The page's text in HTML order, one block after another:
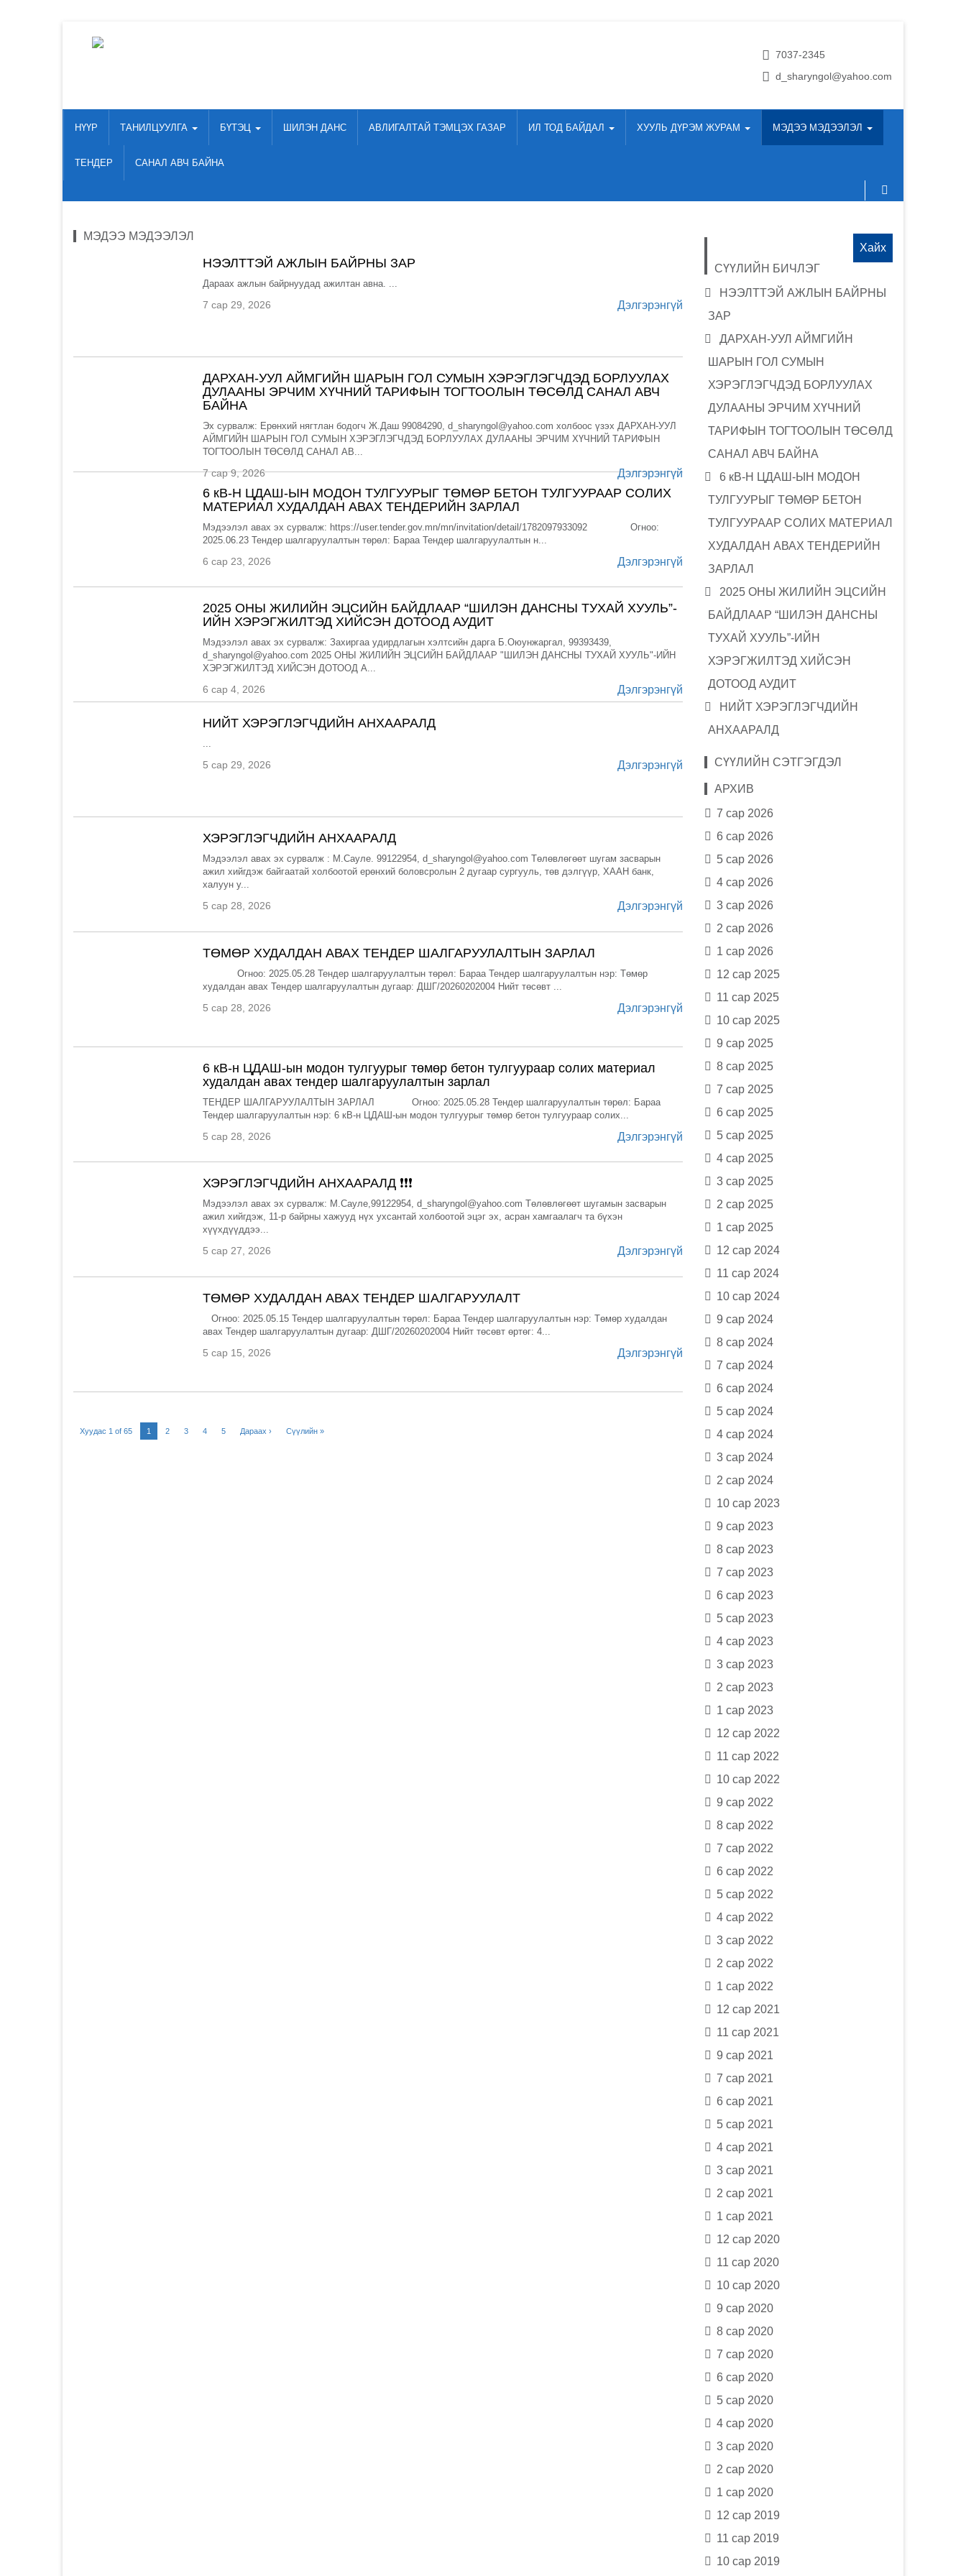
7037-2345
d_sharyngol@yahoo.com
НҮҮР ТАНИЛЦУУЛГА БҮТЭЦ ШИЛЭН ДАНС АВЛИГАЛТАЙ ТЭМЦЭХ ГАЗАР ИЛ ТОД БАЙДАЛ ХУУЛЬ ДҮРЭМ ЖУРАМ МЭДЭЭ МЭДЭЭЛЭЛ
ТЕНДЕР САНАЛ АВЧ БАЙНА
МЭДЭЭ МЭДЭЭЛЭЛ
НЭЭЛТТЭЙ АЖЛЫН БАЙРНЫ ЗАР
Дараах ажлын байрнуудад ажилтан авна. ...
7 сар 29, 2026 Дэлгэрэнгүй
ДАРХАН-УУЛ АЙМГИЙН ШАРЫН ГОЛ СУМЫН ХЭРЭГЛЭГЧДЭД БОРЛУУЛАХ
ДУЛААНЫ ЭРЧИМ ХҮЧНИЙ ТАРИФЫН ТОГТООЛЫН ТӨСӨЛД САНАЛ АВЧ
БАЙНА
Эх сурвалж: Ерөнхий нягтлан бодогч Ж.Даш 99084290, d_sharyngol@yahoo.com холбоос үзэх ДАРХАН-УУЛ
АЙМГИЙН ШАРЫН ГОЛ СУМЫН ХЭРЭГЛЭГЧДЭД БОРЛУУЛАХ ДУЛААНЫ ЭРЧИМ ХҮЧНИЙ ТАРИФЫН
ТОГТООЛЫН ТӨСӨЛД САНАЛ АВ...
7 сар 9, 2026 Дэлгэрэнгүй
6 кВ-Н ЦДАШ-ЫН МОДОН ТУЛГУУРЫГ ТӨМӨР БЕТОН ТУЛГУУРААР СОЛИХ
МАТЕРИАЛ ХУДАЛДАН АВАХ ТЕНДЕРИЙН ЗАРЛАЛ
Мэдээлэл авах эх сурвалж: https://user.tender.gov.mn/mn/invitation/detail/1782097933092 Огноо:
2025.06.23 Тендер шалгаруулалтын төрөл: Бараа Тендер шалгаруулалтын н...
6 сар 23, 2026 Дэлгэрэнгүй
2025 ОНЫ ЖИЛИЙН ЭЦСИЙН БАЙДЛААР “ШИЛЭН ДАНСНЫ ТУХАЙ ХУУЛЬ”-
ИЙН ХЭРЭГЖИЛТЭД ХИЙСЭН ДОТООД АУДИТ
Мэдээлэл авах эх сурвалж: Захиргаа удирдлагын хэлтсийн дарга Б.Оюунжаргал, 99393439,
d_sharyngol@yahoo.com 2025 ОНЫ ЖИЛИЙН ЭЦСИЙН БАЙДЛААР "ШИЛЭН ДАНСНЫ ТУХАЙ ХУУЛЬ"-ИЙН
ХЭРЭГЖИЛТЭД ХИЙСЭН ДОТООД А...
6 сар 4, 2026 Дэлгэрэнгүй
НИЙТ ХЭРЭГЛЭГЧДИЙН АНХААРАЛД
...
5 сар 29, 2026 Дэлгэрэнгүй
ХЭРЭГЛЭГЧДИЙН АНХААРАЛД
Мэдээлэл авах эх сурвалж : М.Сауле. 99122954, d_sharyngol@yahoo.com Төлөвлөгөөт шугам засварын
ажил хийгдэж байгаатай холбоотой ерөнхий боловсролын 2 дугаар сургууль, төв дэлгүүр, ХААН банк,
халуун у...
5 сар 28, 2026 Дэлгэрэнгүй
ТӨМӨР ХУДАЛДАН АВАХ ТЕНДЕР ШАЛГАРУУЛАЛТЫН ЗАРЛАЛ
Огноо: 2025.05.28 Тендер шалгаруулалтын төрөл: Бараа Тендер шалгаруулалтын нэр: Төмөр
худалдан авах Тендер шалгаруулалтын дугаар: ДШГ/20260202004 Нийт төсөвт ...
5 сар 28, 2026 Дэлгэрэнгүй
6 кВ-н ЦДАШ-ын модон тулгуурыг төмөр бетон тулгуураар солих материал
худалдан авах тендер шалгаруулалтын зарлал
ТЕНДЕР ШАЛГАРУУЛАЛТЫН ЗАРЛАЛ Огноо: 2025.05.28 Тендер шалгаруулалтын төрөл: Бараа
Тендер шалгаруулалтын нэр: 6 кВ-н ЦДАШ-ын модон тулгуурыг төмөр бетон тулгуураар солих...
5 сар 28, 2026 Дэлгэрэнгүй
ХЭРЭГЛЭГЧДИЙН АНХААРАЛД ❗❗❗
Мэдээлэл авах эх сурвалж: М.Сауле,99122954, d_sharyngol@yahoo.com Төлөвлөгөөт шугамын засварын
ажил хийгдэж, 11-р байрны хажууд нүх ухсантай холбоотой эцэг эх, асран хамгаалагч та бүхэн
хүүхдүүддээ...
5 сар 27, 2026 Дэлгэрэнгүй
ТӨМӨР ХУДАЛДАН АВАХ ТЕНДЕР ШАЛГАРУУЛАЛТ
Огноо: 2025.05.15 Тендер шалгаруулалтын төрөл: Бараа Тендер шалгаруулалтын нэр: Төмөр худалдан
авах Тендер шалгаруулалтын дугаар: ДШГ/20260202004 Нийт төсөвт өртөг: 4...
5 сар 15, 2026 Дэлгэрэнгүй
Хуудас 1 of 65 1 2 3 4 5 Дараах › Сүүлийн »
СҮҮЛИЙН БИЧЛЭГ
НЭЭЛТТЭЙ АЖЛЫН БАЙРНЫ
ЗАР
ДАРХАН-УУЛ АЙМГИЙН
ШАРЫН ГОЛ СУМЫН
ХЭРЭГЛЭГЧДЭД БОРЛУУЛАХ
ДУЛААНЫ ЭРЧИМ ХҮЧНИЙ
ТАРИФЫН ТОГТООЛЫН ТӨСӨЛД
САНАЛ АВЧ БАЙНА
6 кВ-Н ЦДАШ-ЫН МОДОН
ТУЛГУУРЫГ ТӨМӨР БЕТОН
ТУЛГУУРААР СОЛИХ МАТЕРИАЛ
ХУДАЛДАН АВАХ ТЕНДЕРИЙН
ЗАРЛАЛ
2025 ОНЫ ЖИЛИЙН ЭЦСИЙН
БАЙДЛААР “ШИЛЭН ДАНСНЫ
ТУХАЙ ХУУЛЬ”-ИЙН
ХЭРЭГЖИЛТЭД ХИЙСЭН
ДОТООД АУДИТ
НИЙТ ХЭРЭГЛЭГЧДИЙН
АНХААРАЛД
СҮҮЛИЙН СЭТГЭГДЭЛ
АРХИВ
7 сар 2026
6 сар 2026
5 сар 2026
4 сар 2026
3 сар 2026
2 сар 2026
1 сар 2026
12 сар 2025
11 сар 2025
10 сар 2025
9 сар 2025
8 сар 2025
7 сар 2025
6 сар 2025
5 сар 2025
4 сар 2025
3 сар 2025
2 сар 2025
1 сар 2025
12 сар 2024
11 сар 2024
10 сар 2024
9 сар 2024
8 сар 2024
7 сар 2024
6 сар 2024
5 сар 2024
4 сар 2024
3 сар 2024
2 сар 2024
10 сар 2023
9 сар 2023
8 сар 2023
7 сар 2023
6 сар 2023
5 сар 2023
4 сар 2023
3 сар 2023
2 сар 2023
1 сар 2023
12 сар 2022
11 сар 2022
10 сар 2022
9 сар 2022
8 сар 2022
7 сар 2022
6 сар 2022
5 сар 2022
4 сар 2022
3 сар 2022
2 сар 2022
1 сар 2022
12 сар 2021
11 сар 2021
9 сар 2021
7 сар 2021
6 сар 2021
5 сар 2021
4 сар 2021
3 сар 2021
2 сар 2021
1 сар 2021
12 сар 2020
11 сар 2020
10 сар 2020
9 сар 2020
8 сар 2020
7 сар 2020
6 сар 2020
5 сар 2020
4 сар 2020
3 сар 2020
2 сар 2020
1 сар 2020
12 сар 2019
11 сар 2019
10 сар 2019